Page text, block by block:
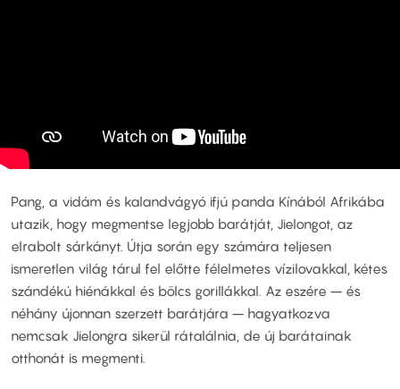
Pang, a vidám és kalandvágyó ifjú panda Kínából Afrikába
utazik, hogy megmentse legjobb barátját, Jielongot, az
elrabolt sárkányt. Útja során egy számára teljesen
ismeretlen világ tárul fel előtte félelmetes vízilovakkal, kétes
szándékú hiénákkal és bölcs gorillákkal. Az eszére – és
néhány újonnan szerzett barátjára – hagyatkozva
nemcsak Jielongra sikerül rátalálnia, de új barátainak
otthonát is megmenti.